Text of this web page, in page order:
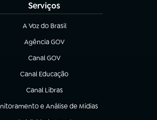
Serviços
A Voz do Brasil
(abre em nova aba)
Agência GOV
(abre em nova aba)
Canal GOV
(abre em nova aba)
Canal Educação
(abre em nova aba)
Canal Libras
(abre em nova aba)
e Análise de Mídias
em nova aba)